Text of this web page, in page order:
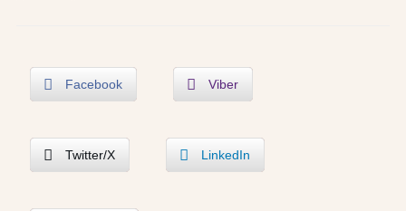
Facebook Viber
Twitter/X LinkedIn